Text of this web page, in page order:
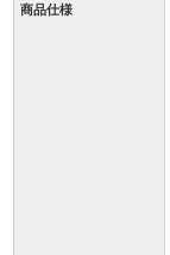
商品仕様